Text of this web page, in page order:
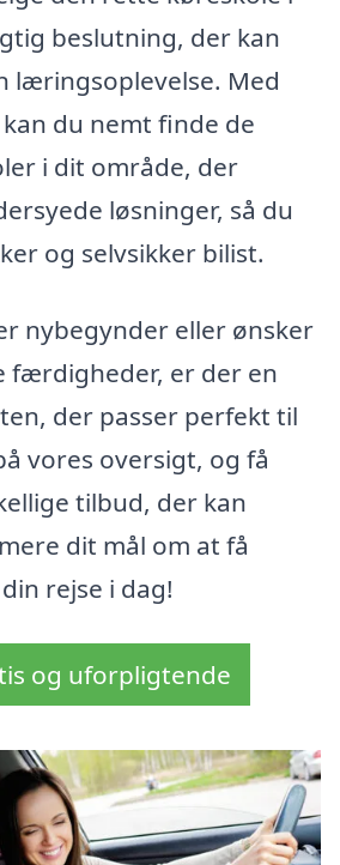
beslutning, der kan
læringsoplevelse. Med
du nemt finde de
i dit område, der
løsninger, så du
og selvsikker bilist.
nybegynder eller ønsker
færdigheder, er der en
der passer perfekt til
vores oversigt, og få
tilbud, der kan
dit mål om at få
rejse i dag!
og uforpligtende